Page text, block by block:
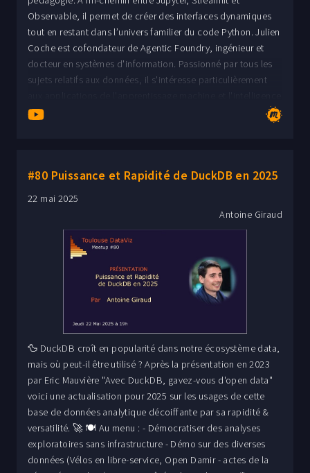
Observable, il permet de créer des interfaces dynamiques
tout en restant dans l’univers familier du code Python. Julien
Coche est cofondateur de Agentic Foundry, ingénieur et
docteur en systèmes d'information. Passionné par tous les
sujets relatifs aux données, il s'intéresse particulièrement
artificielle générative pour l'automatisation de tâches
#80 Puissance et Rapidité de DuckDB en 2025
22 mai 2025
Antoine Giraud
🦆 DuckDB croît en popularité dans notre écosystème data,
mais où peut-il être utilisé ? Après la présentation en 2023
par Eric Mauvière "Avec DuckDB, gavez-vous d'open data"
voici une actualisation pour 2025 sur les usages de cette
base de données analytique décoiffante par sa rapidité &
versatilité. 🚀 🍽️ Au menu : - Démocratiser des analyses
exploratoires sans infrastructure - Démo sur des diverses
données (Vélos en libre-service, Open Damir - actes de la